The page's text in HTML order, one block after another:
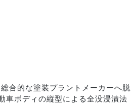
合的な塗装プラントメーカーへ
ボディの縦型による全没浸漬